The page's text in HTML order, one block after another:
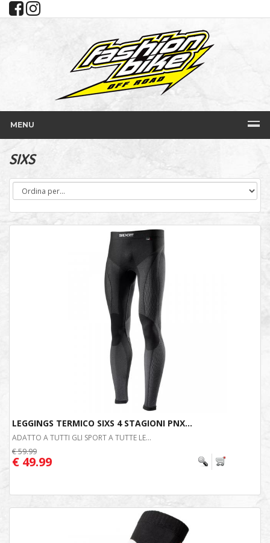
MENU
SIXS
LEGGINGS TERMICO SIXS 4 STAGIONI PNX...
ADATTO A TUTTI GLI SPORT A TUTTE LE...
€ 59.99
€ 49.99